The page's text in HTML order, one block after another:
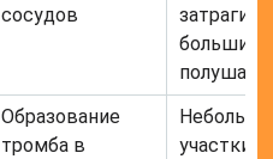
сосудов
большие
Образование
тромба в
участки с